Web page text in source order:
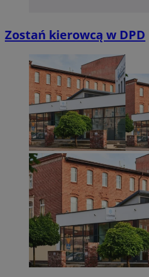
Zostań kierowcą w DPD
Niezbędne pliki cookie
można prawidłowo
Nazwa
SessID
QeSessID
MvSessID
euds